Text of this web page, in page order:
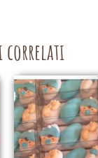
correlati